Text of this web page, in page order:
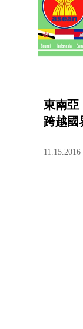
東南亞
跨越國
11.15.2016